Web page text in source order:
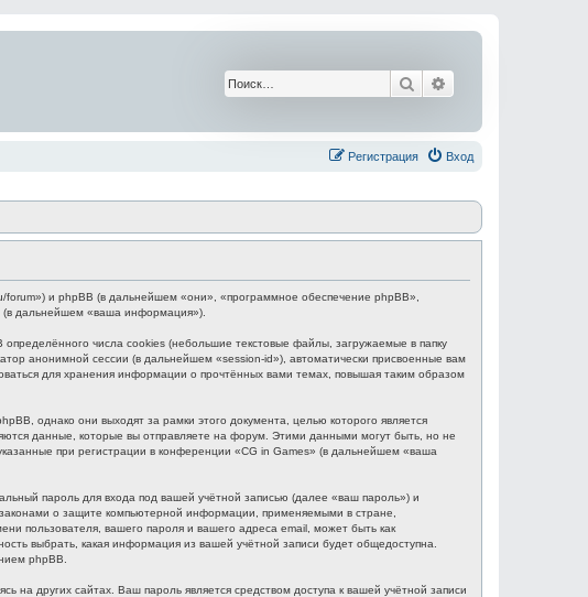
Поиск
Вход
Регистрация
и phpBB (в дальнейшем «они», «программное обеспечение phpBB»,
(в дальнейшем «ваша информация»).
числа cookies (небольшие текстовые файлы, загружаемые в папку
анонимной сессии (в дальнейшем «session-id»), автоматически присвоенные вам
для хранения информации о прочтённых вами темах, повышая таким образом
однако они выходят за рамки этого документа, целью которого является
данные, которые вы отправляете на форум. Этими данными могут быть, но не
при регистрации в конференции «CG in Games» (в дальнейшем «ваша
пароль для входа под вашей учётной записью (далее «ваш пароль») и
о защите компьютерной информации, применяемыми в стране,
пользователя, вашего пароля и вашего адреса email, может быть как
выбрать, какая информация из вашей учётной записи будет общедоступна.
phpBB.
других сайтах. Ваш пароль является средством доступа к вашей учётной записи